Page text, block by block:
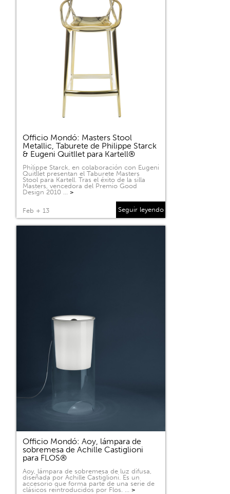
Officio Mondó: Masters Stool
Metallic, Taburete de Philippe Starck
& Eugeni Quitllet para Kartell®
Philippe Starck, en colaboración con Eugeni
Quitllet presentan el Taburete Masters
Stool para Kartell. Tras el éxito de la silla
Masters, vencedora del Premio Good
Design 2010 … >
Feb + 13 Seguir leyendo
Officio Mondó: Aoy, lámpara de
sobremesa de Achille Castiglioni
para FLOS®
Aoy, lámpara de sobremesa de luz difusa,
diseñada por Achille Castiglioni. Es un
accesorio que forma parte de una serie de
clásicos reintroducidos por Flos. … >